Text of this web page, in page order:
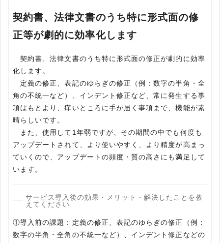
契約書、法律文書のうち特に形式面の修
正等が劇的に効率化します
契約書、法律文書のうち特に形式面の修正が劇的に効率
化します。
定義の修正、表記のゆらぎの修正（例：数字の半角・全
角の不統一など）、インデント修正など、常に発生する事
項はもとより、痒いところに手が届く事項まで、機能が素
晴らしいです。
また、使用して1年弱ですが、その期間の中でも何度も
アップデートされて、より使いやすく、より精度が高まっ
ていくので、アップデートの頻度・質の高さにも満足して
います。
サービス導入後の効果・メリット・解決したことを教
えてください
①導入前の課題：定義の修正、表記のゆらぎの修正（例：
数字の半角・全角の不統一など）、インデント修正などの